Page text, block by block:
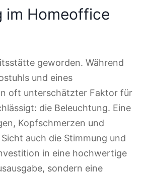
im Homeoffice
geworden. Während
und eines
oft unterschätzter Faktor für
die Beleuchtung. Eine
Kopfschmerzen und
auch die Stimmung und
in eine hochwertige
sondern eine